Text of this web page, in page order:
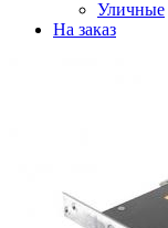
Уличные
На заказ